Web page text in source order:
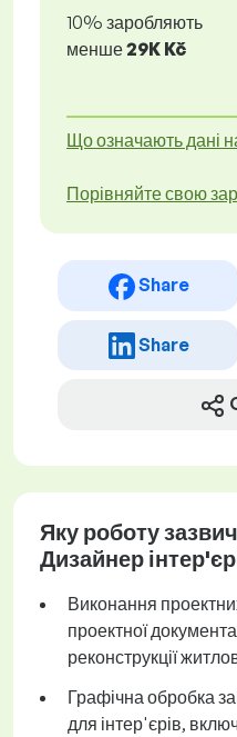
10% заробляють
менше29K Kč
Що означають дані
Порівняйте свою
Share
Share
Яку роботу
Дизайнер
Виконання
проектної
реконструкції
Графічна обробка
для інтер'єрів,